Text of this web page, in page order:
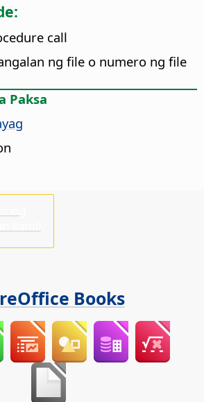
call
ng file o numero ng file
Paksa
Books